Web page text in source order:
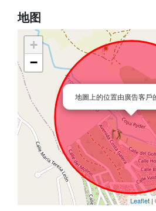
地图
地圖上的位置由廣告客戶
+
−
Leaflet|